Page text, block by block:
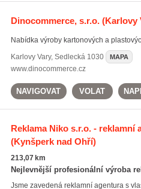
Dinocommerce, s.r.o.(Karlovy
Nabídka výroby kartonových a
Karlovy Vary, Sedlecká 1030 MAPA
www.dinocommerce.cz
NAVIGOVAT VOLAT
Reklama Niko s.r.o. - reklamní
(Kynšperk nad Ohří)
213,07 km
Nejlevnější profesionální výroba
Jsme zavedená reklamní agentura s